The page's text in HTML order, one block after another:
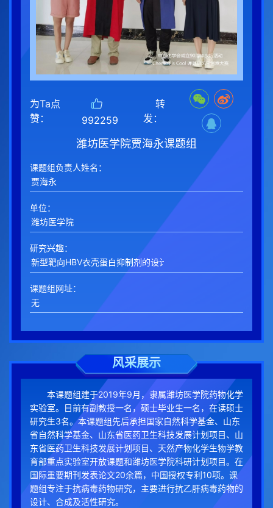
为Ta点
赞：
992259
转
发：
潍坊医学院贾海永课题组
课题组负责人姓名：
单位：
研究兴趣：
课题组网址：
风采展示
本课题组建于2019年9月，隶属潍坊医学院药物化学
实验室。目前有副教授一名，硕士毕业生一名，在读硕士
研究生3名。本课题组先后承担国家自然科学基金、山东
省自然科学基金、山东省医药卫生科技发展计划项目、山
东省医药卫生科技发展计划项目、天然产物化学生物学教
育部重点实验室开放课题和潍坊医学院科研计划项目。在
国际重要期刊发表论文20余篇，中国授权专利10项。课
题组专注于抗病毒药物研究，主要进行抗乙肝病毒药物的
设计、合成及活性研究。